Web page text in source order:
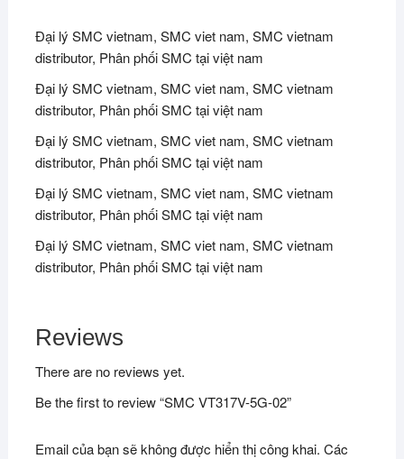
Đại lý SMC vietnam, SMC viet nam, SMC vietnam
distributor, Phân phối SMC tại việt nam
Đại lý SMC vietnam, SMC viet nam, SMC vietnam
distributor, Phân phối SMC tại việt nam
Đại lý SMC vietnam, SMC viet nam, SMC vietnam
distributor, Phân phối SMC tại việt nam
Đại lý SMC vietnam, SMC viet nam, SMC vietnam
distributor, Phân phối SMC tại việt nam
Đại lý SMC vietnam, SMC viet nam, SMC vietnam
distributor, Phân phối SMC tại việt nam
Reviews
There are no reviews yet.
Be the first to review “SMC VT317V-5G-02”
Email của bạn sẽ không được hiển thị công khai. Các